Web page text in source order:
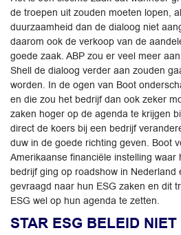
de troepen uit zouden moeten lopen,
duurzaamheid dan de dialoog niet
daarom ook de verkoop van de
goede zaak. ABP zou er veel meer
Shell de dialoog verder aan zouden
worden. In de ogen van Boot
en die zou het bedrijf dan ook zeker
zaken hoger op de agenda te krijgen
direct de koers bij een bedrijf
duw in de goede richting geven. Boot
Amerikaanse financiële instelling waar
bedrijf ging op roadshow in Nederland
gevraagd naar hun ESG zaken en dit
ESG wel op hun agenda te zetten.
STAR ESG BELEID